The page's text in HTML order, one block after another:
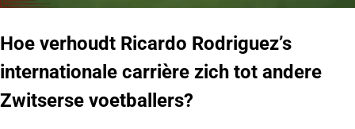
Hoe verhoudt Ricardo Rodriguez’s
internationale carrière zich tot andere
Zwitserse voetballers?